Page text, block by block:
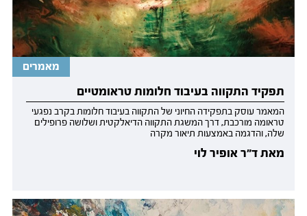
מאמרים
תפקיד התקווה בעיבוד חלומות טראומטיים
המאמר עוסק בתפקידה החיוני של התקווה בעיבוד חלומות בקרב נפגעי
טראומה מורכבת, דרך המשגת התקווה הדיאלקטית ושלושה פרופילים
שלה, והדגמה באמצעות תיאור מקרה
מאת ד״ר אופיר לוי